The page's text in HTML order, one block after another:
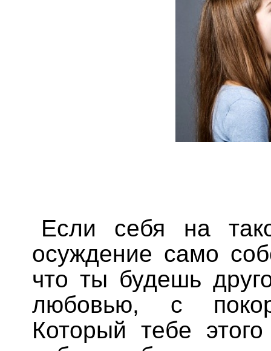
Если себя на
осуждение само
что ты будешь
любовью, с
Который тебе